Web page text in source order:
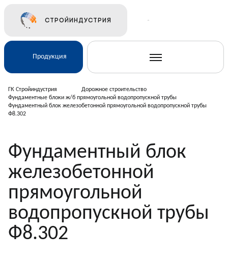
СТРОЙИНДУСТРИЯ
Продукция
Ж/Д и транспортное строительство
Подземные коммуникации
Дорожное строительство
ГК Стройиндустрия
Дорожное строительство
Фундаментные блоки ж/б прямоугольной водопропускной трубы
Фундаментный блок железобетонной прямоугольной водопропускной трубы
Ф8.302
Фундаментный блок
железобетонной
прямоугольной
водопропускной трубы
Ф8.302